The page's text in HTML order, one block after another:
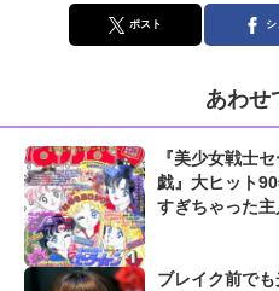
ポスト シ
あわせ
『美少女戦士
戯』大ヒット
すぎちゃった
ブレイク前で